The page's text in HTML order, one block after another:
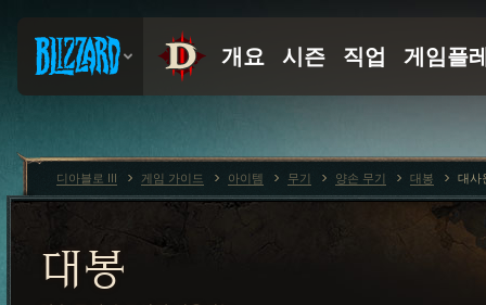
대봉
디아블로 III 게임 가이드 아이템 무기 양손 무기 대봉 대사